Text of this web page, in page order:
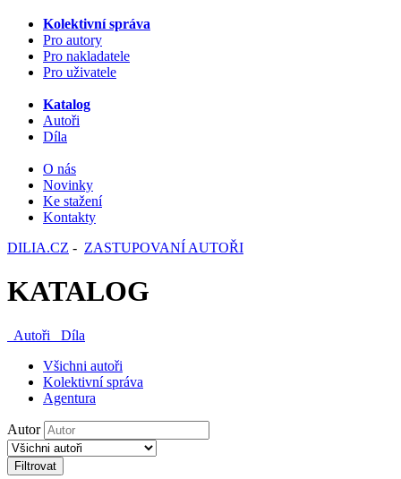
Kolektivní správa
Pro autory
Pro nakladatele
Pro uživatele
Katalog
Autoři
Díla
O nás
Novinky
Ke stažení
Kontakty
DILIA.CZ - ZASTUPOVANÍ AUTOŘI
KATALOG
Autoři
Díla
Všichni autoři
Kolektivní správa
Agentura
Autor
Filtrovat